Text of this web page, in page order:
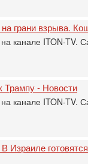
грани взрыва.
канале ITON-TV.
Трампу - Новости
канале ITON-TV.
Израиле